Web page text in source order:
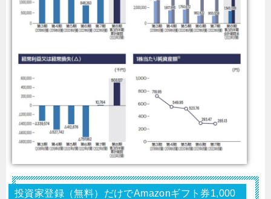
投資家登録（無料）だけでAmazonギフト券1,000